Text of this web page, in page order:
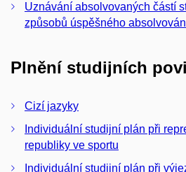
Uznávání absolvovaných částí
způsobů úspěšného
Plnění studijních
Cizí jazyky
Individuální studijní plán při
republiky ve sportu
Individuální studijní plán při